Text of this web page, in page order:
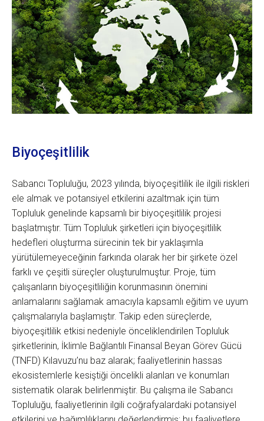
Biyoçeşitlilik
Sabancı Topluluğu, 2023 yılında, biyoçeşitlilik ile ilgili riskleri
ele almak ve potansiyel etkilerini azaltmak için tüm
Topluluk genelinde kapsamlı bir biyoçeşitlilik projesi
başlatmıştır. Tüm Topluluk şirketleri için biyoçeşitlilik
hedefleri oluşturma sürecinin tek bir yaklaşımla
yürütülemeyeceğinin farkında olarak her bir şirkete özel
farklı ve çeşitli süreçler oluşturulmuştur. Proje, tüm
çalışanların biyoçeşitliliğin korunmasının önemini
anlamalarını sağlamak amacıyla kapsamlı eğitim ve uyum
çalışmalarıyla başlamıştır. Takip eden süreçlerde,
biyoçeşitlilik etkisi nedeniyle önceliklendirilen Topluluk
şirketlerinin, İklimle Bağlantılı Finansal Beyan Görev Gücü
(TNFD) Kılavuzu’nu baz alarak; faaliyetlerinin hassas
ekosistemlerle kesiştiği öncelikli alanları ve konumları
sistematik olarak belirlenmiştir. Bu çalışma ile Sabancı
Topluluğu, faaliyetlerinin ilgili coğrafyalardaki potansiyel